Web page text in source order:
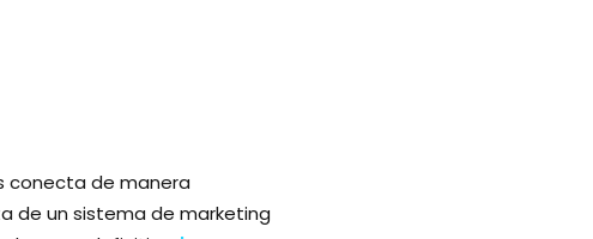
conecta de manera
de un sistema de marketing